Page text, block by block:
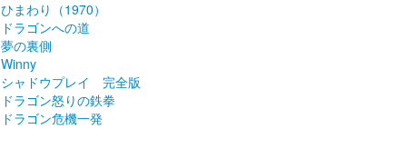
ひまわり（1970）
ドラゴンへの道
夢の裏側
Winny
シャドウプレイ 完全版
ドラゴン怒りの鉄拳
ドラゴン危機一発